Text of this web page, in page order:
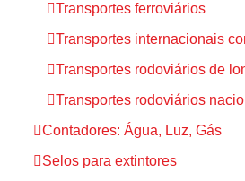
Transportes ferroviários
Transportes internacionais
Transportes rodoviários de
Transportes rodoviários
Contadores: Água, Luz, Gás
Selos para extintores